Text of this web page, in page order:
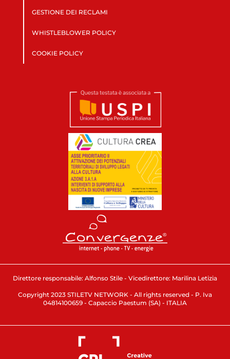
GESTIONE DEI RECLAMI
WHISTLEBLOWER POLICY
COOKIE POLICY
Direttore responsabile: Alfonso Stile - Vicedirettore: Marilina Letizia
Copyright 2023 STILETV NETWORK - All rights reserved - P. Iva
04814100659 - Capaccio Paestum (SA) - ITALIA